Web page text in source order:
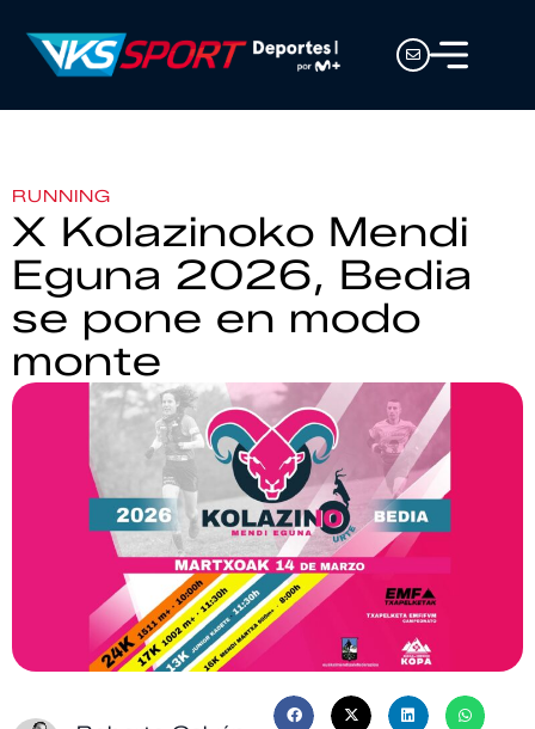
RUNNING
X Kolazinoko Mendi
Eguna 2026, Bedia
se pone en modo
monte